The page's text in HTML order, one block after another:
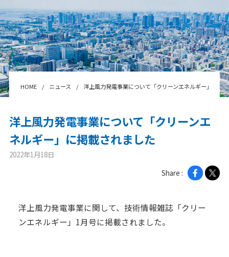
防災・危機管理
データ＆コンテンツ
システムインテグレーション
セミナー・スクール
Webサービス・アプリ
ニュース
2026年
2023年
HOME ニュース 洋上風力発電事業について「クリーンエネルギー」に掲
洋上風力発電事業について「クリーンエ
ネルギー」に掲載されました
2022年1月18日
Share :
洋上風力発電事業に関して、技術情報雑誌「クリー
ンエネルギー」1月号に掲載されました。